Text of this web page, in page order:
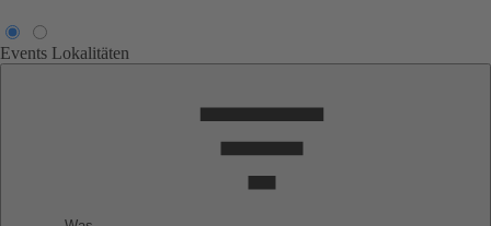
Events Lokalitäten